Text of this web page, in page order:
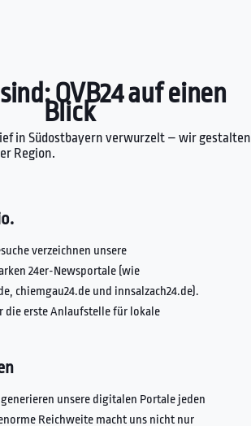
OVB24 auf einen
Blick
in Südostbayern verwurzelt – wir gestalten
Region.
verzeichnen unsere
24er-Newsportale (wie
chiemgau24.de und innsalzach24.de).
die erste Anlaufstelle für lokale
unsere digitalen Portale jeden
Reichweite macht uns nicht nur